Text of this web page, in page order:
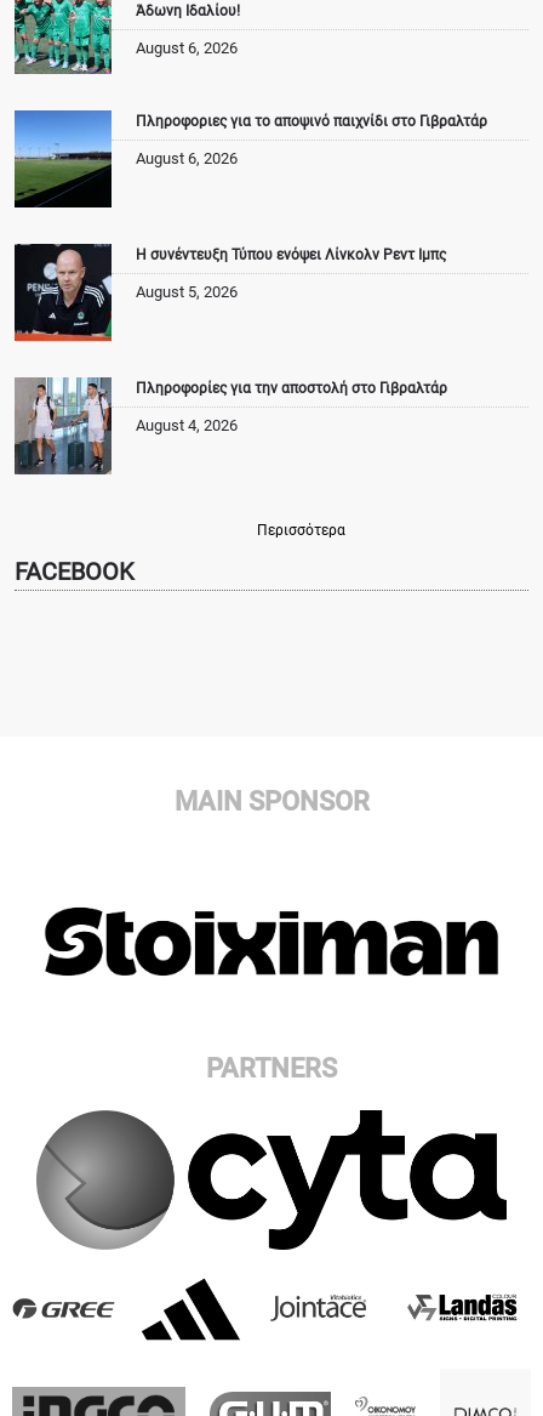
Άδωνη Ιδαλίου!
August 6, 2026
Πληροφοριες για το αποψινό παιχνίδι στο Γιβραλτάρ
August 6, 2026
Η συνέντευξη Τύπου ενόψει Λίνκολν Ρεντ Ιμπς
August 5, 2026
Πληροφορίες για την αποστολή στο Γιβραλτάρ
August 4, 2026
Περισσότερα
FACEBOOK
MAIN SPONSOR
PARTNERS